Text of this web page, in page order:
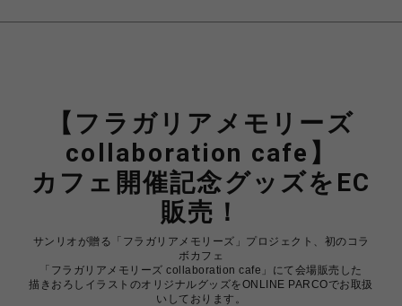
【フラガリアメモリーズ
collaboration cafe】
カフェ開催記念グッズをEC
販売！
サンリオが贈る「フラガリアメモリーズ」プロジェクト、初のコラ
ボカフェ
「フラガリアメモリーズ collaboration cafe」にて会場販売した
描きおろしイラストのオリジナルグッズをONLINE PARCOでお取扱
いしております。